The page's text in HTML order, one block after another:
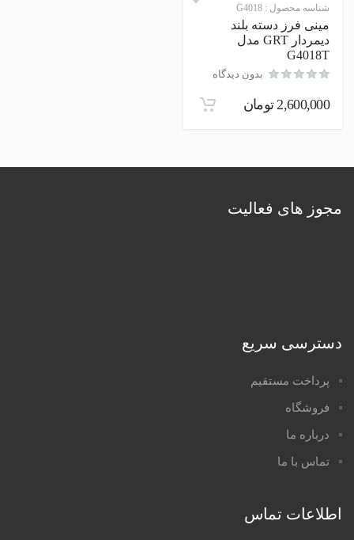
شناسه محصول : G4018
مینی فرز دسته بلند
دیمردار GRT مدل
G4018T
بدون دیدگاه
2,600,000 تومان
مجوز های فعالیت
دسترسی سریع
پرداخت مستقیم
فروشگاه
درباره ما
تماس با ما
اطلاعات تماس